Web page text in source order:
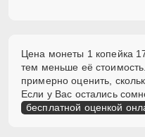
Цена монеты 1 копейка
тем меньше её
примерно оценить,
Если у Вас остались
бесплатной оценкой